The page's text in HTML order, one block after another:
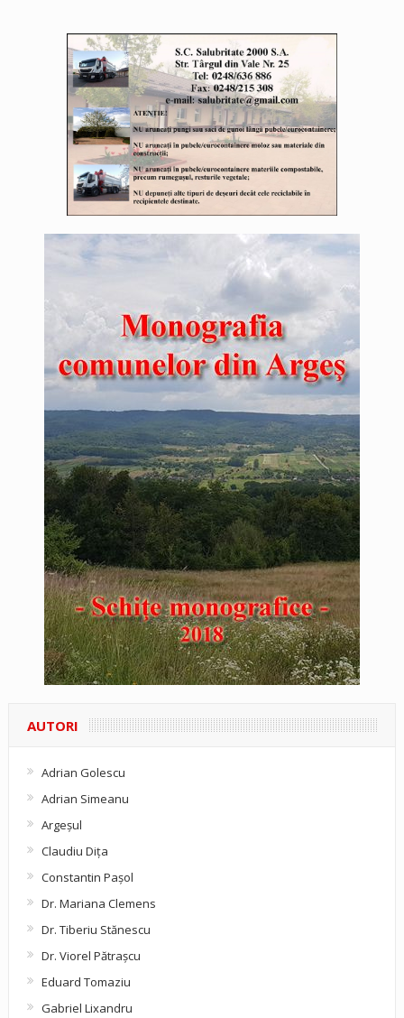
AUTORI
Adrian Golescu
Adrian Simeanu
Argeşul
Claudiu Diţa
Constantin Pașol
Dr. Mariana Clemens
Dr. Tiberiu Stănescu
Dr. Viorel Pătraşcu
Eduard Tomaziu
Gabriel Lixandru